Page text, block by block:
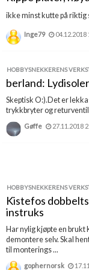
Boligmappa+
ikke minst kutte på riktig
Inge79 04.12.2018
HOBBYSNEKKERENS
berland:
Skeptisk O:).Det er
trykkbryter og returventil
Gøffe 27.11.2018
HOBBYSNEKKERENS
Kistefos
instruks
Har nylig kjøpte en brukt
demontere selv. Skal
til monterings ...
gophernorsk